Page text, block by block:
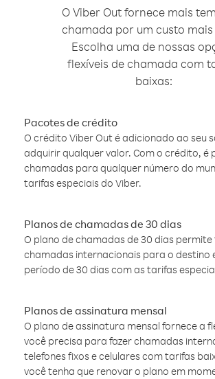
O Viber Out fornece mais
chamada por um custo mais
Escolha uma de nossas
flexíveis de chamada com
baixas:
Pacotes de crédito
O crédito Viber Out é adicionado ao seu
adquirir qualquer valor. Com o crédito, é
chamadas para qualquer número do
tarifas especiais do Viber.
Planos de chamadas de 30 dias
O plano de chamadas de 30 dias permite
chamadas internacionais para o destino
período de 30 dias com as tarifas
Planos de assinatura mensal
O plano de assinatura mensal fornece a
você precisa para fazer chamadas
telefones fixos e celulares com tarifas
você tenha que renovar o plano em